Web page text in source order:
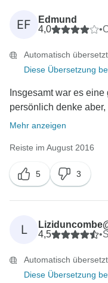
EF
Edmund
4,0
•
Automatisch übersetzt.
Diese Übersetzung
Insgesamt war es
persönlich denke
Mehr anzeigen
Reiste im August 2016
5 3
L
4,5
•
Automatisch übersetzt.
Diese Übersetzung